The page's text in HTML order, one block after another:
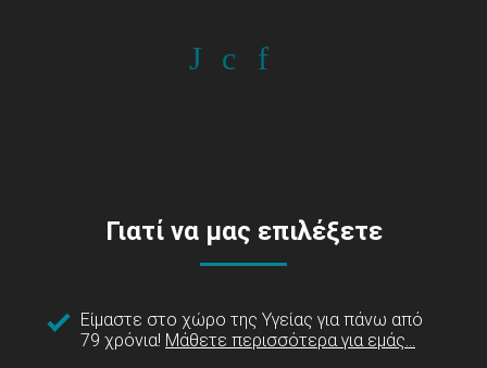
Γιατί να μας επιλέξετε
Είμαστε στο χώρο της Υγείας για πάνω από
79 χρόνια! Μάθετε περισσότερα για εμάς...